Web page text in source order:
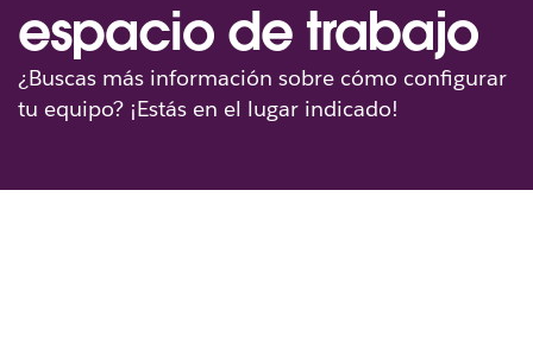
espacio de trabajo
¿Buscas más información sobre cómo configurar
tu equipo? ¡Estás en el lugar indicado!